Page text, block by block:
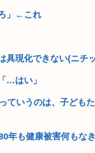
的暴行 「性...
」←これ
具現化できない(ニチ
…はい」
ていうのは、子ども
年も健康被害何もな